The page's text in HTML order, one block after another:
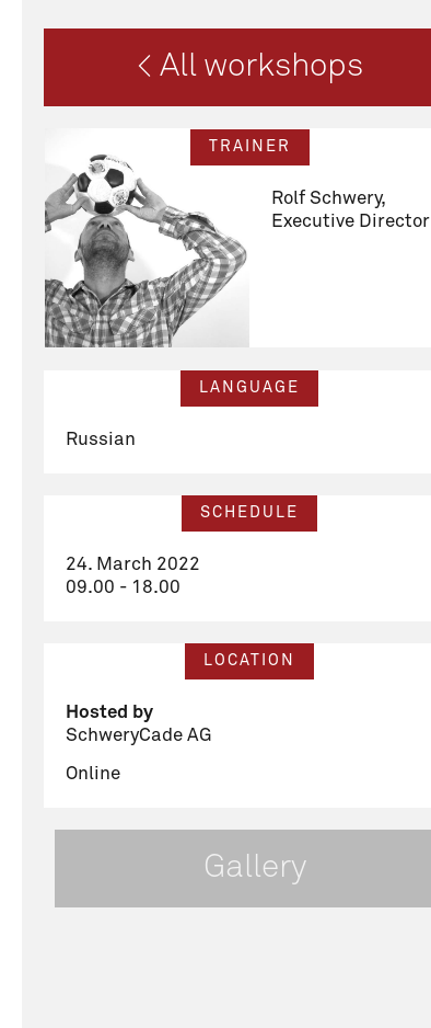
< All workshops
Gallery
TRAINER
Rolf Schwery,
Executive Director
LANGUAGE
Russian
SCHEDULE
24. March 2022
09.00 - 18.00
LOCATION
Hosted by
SchweryCade AG
Online